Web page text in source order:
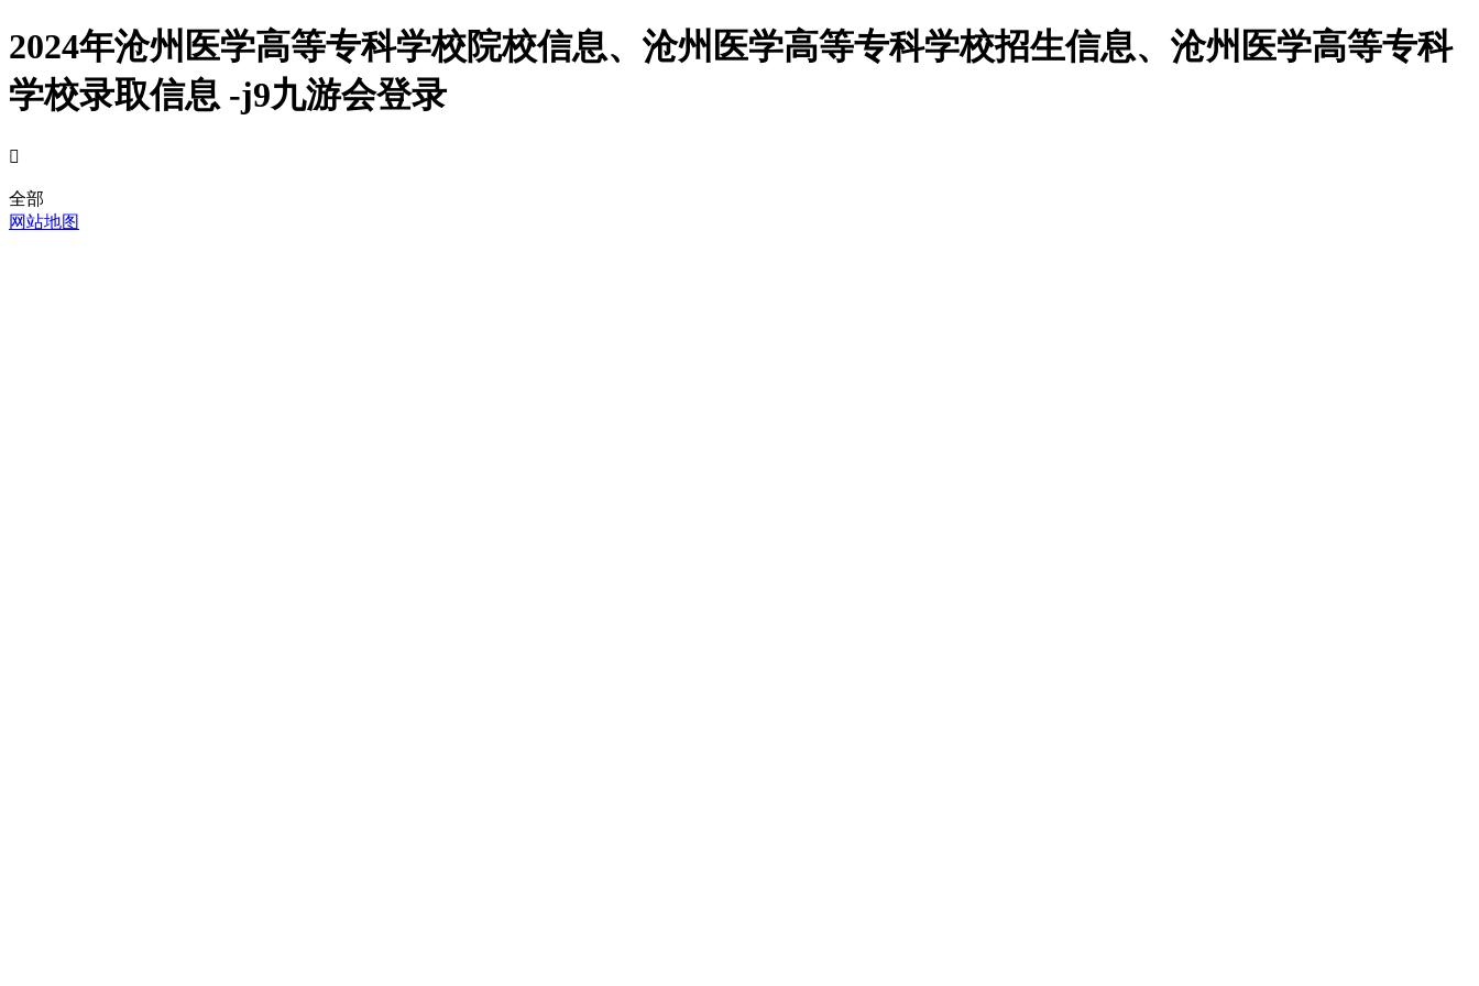
2024年沧州医学高等专科学校院校信息、沧州医学高等专科学校招生信息、沧州医学高等专科
学校录取信息 -j9九游会登录

全部
网站地图